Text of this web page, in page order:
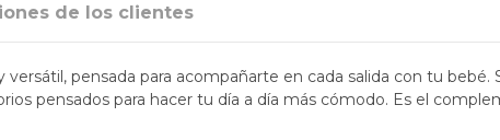
de los clientes
pensada para acompañarte en cada salida con tu
pensados para hacer tu día a día más cómodo. Es el